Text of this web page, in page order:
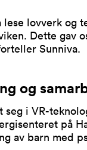
lovverk og
Dette gav
Sunniva.
og
seg i VR-
på
av barn med